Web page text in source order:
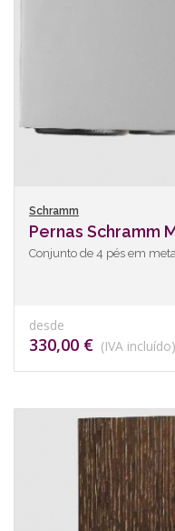
Schramm
Pernas Schramm
Conjunto de 4 pés em
desde
330,00 € (IVA incluído)